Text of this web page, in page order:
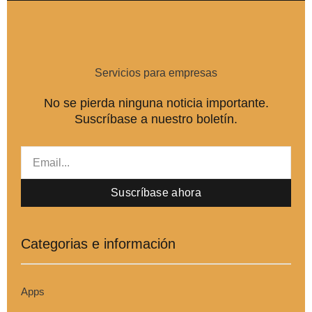
Servicios para empresas
No se pierda ninguna noticia importante.
Suscríbase a nuestro boletín.
Suscríbase ahora
Categorias e información
Apps